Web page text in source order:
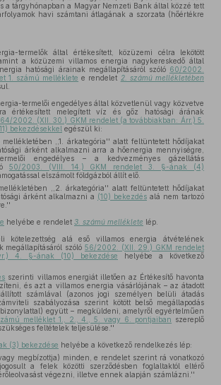
a tárgyhónapban a Magyar Nemzeti Bank által közzé tett
havi számtani átlagának a szorzata (hőértékre
termelők által értékesített, közüzemi célra lekötött
a közüzemi villamos energia nagykereskedő által
hatósági árainak megállapításáról szóló 60/2002.
1. számú melléklete e rendelet 2. számú mellékletében
termelői engedélyes által közvetlenül vagy közvetve
értékesített melegített víz és gőz hatósági árának
64/2002. (XII. 30.) GKM rendelet (a továbbiakban: Árr.) 5.
bekezdésekkel egészül ki:
mellékletében ,,1. árkategória'' alatt feltüntetett hődíjakat
árként alkalmazni arra a hőenergia mennyiségre,
engedélyes – a kedvezményes gázellátás
50/2003. (VIII. 14.) GKM rendelet 3. §-ának (4)
elszámolt földgázból állít elő.
,,2. árkategória'' alatt feltüntetett hődíjakat
árként alkalmazni a (10) bekezdés alá nem tartozó
helyébe e rendelet 3. számú melléklete lép.
kötelezettség alá eső villamos energia átvételének
megállapításáról szóló 56/2002. (XII. 29.) GKM rendelet
4. §-ának (10) bekezdése helyébe a következő
szerinti villamos energiát illetően az Értékesítő havonta
és azt a villamos energia vásárlójának – az átadott
számlával (azonos jogi személyen belüli átadás
szabályozása szerint kötött belső megállapodás
együtt – megküldeni, amelyről egyértelműen
melléklet 1., 2., 4., 5. vagy 6. pontjaiban szereplő
feltételek teljesülése.''
(3) bekezdése helyébe a következő rendelkezés lép:
megbízottja) minden, e rendelet szerint rá vonatkozó
a felek közötti szerződésben foglaltaktól eltérő
végezni, illetve ennek alapján számlázni.''